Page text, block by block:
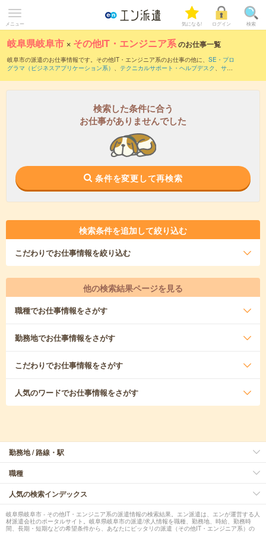
メニュー 気になる! ログイン 検索
岐阜県岐阜市 × その他IT・エンジニア系のお仕事一覧
岐阜市の派遣のお仕事情報です。その他IT・エンジニア系のお仕事の他に、 SE・プロ
グラマ（ビジネスアプリケーション系） 、 テクニカルサポート・ヘルプデスク 、 サー
検索した条件に合う
お仕事がありませんでした
条件を変更して再検索
検索条件を追加して絞り込む
こだわりでお仕事情報を絞り込む
他の検索結果ページを見る
職種でお仕事情報をさがす
勤務地でお仕事情報をさがす
こだわりでお仕事情報をさがす
人気のワードでお仕事情報をさがす
勤務地 / 路線・駅
職種
人気の検索インデックス
岐阜県岐阜市 - その他IT・エンジニア系の派遣情報の検索結果。エン派遣は、エンが運営する人
材派遣会社のポータルサイト。岐阜県岐阜市の派遣/求人情報を職種、勤務地、時給、勤務時
間、長期・短期などの希望条件から、あなたにピッタリの派遣（その他IT・エンジニア系）の